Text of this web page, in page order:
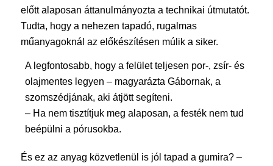
előtt alaposan áttanulmányozta a technikai útmutatót.
Tudta, hogy a nehezen tapadó, rugalmas
műanyagoknál az előkészítésen múlik a siker.
A legfontosabb, hogy a felület teljesen por-, zsír- és
olajmentes legyen – magyarázta Gábornak, a
szomszédjának, aki átjött segíteni.
– Ha nem tisztítjuk meg alaposan, a festék nem tud
beépülni a pórusokba.
És ez az anyag közvetlenül is jól tapad a gumira? –